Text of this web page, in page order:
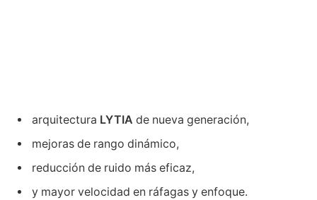
arquitectura LYTIA de nueva generación,
mejoras de rango dinámico,
reducción de ruido más eficaz,
y mayor velocidad en ráfagas y enfoque.